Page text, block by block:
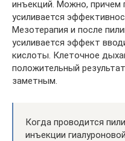
инъекций. Можно, причем
усиливается
Мезотерапия и после
усиливается эффект
кислоты. Клеточное
положительный
заметным.
Когда проводится
инъекции